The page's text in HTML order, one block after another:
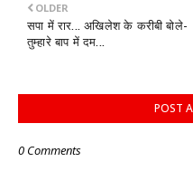
OLDER
सपा में रार... अखिलेश के करीबी बोले-
तुम्हारे बाप में दम...
POST
0 Comments